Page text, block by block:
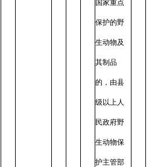
国家重点
保护的野
生动物及
其制品
的，由县
级以上人
民政府野
生动物保
护主管部